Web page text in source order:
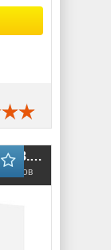
Wondershare UniConverter 16.5.8.318 RePack